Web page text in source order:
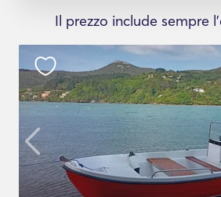
Il prezzo include sempre